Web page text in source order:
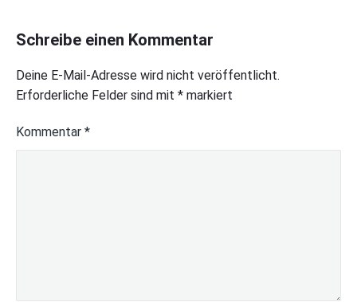
Schreibe einen Kommentar
Deine E-Mail-Adresse wird nicht veröffentlicht.
Erforderliche Felder sind mit * markiert
Kommentar *